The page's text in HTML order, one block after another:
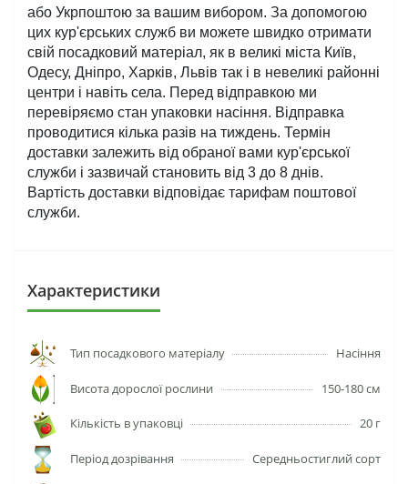
або Укрпоштою за вашим вибором. За допомогою
цих кур'єрських служб ви можете швидко отримати
свій посадковий матеріал, як в великі міста Київ,
Одесу, Дніпро, Харків, Львів так і в невеликі районні
центри і навіть села. Перед відправкою ми
перевіряємо стан упаковки насіння. Відправка
проводитися кілька разів на тиждень. Термін
доставки залежить від обраної вами кур'єрської
служби і зазвичай становить від 3 до 8 днів.
Вартість доставки відповідає тарифам поштової
служби.
Характеристики
Тип посадкового матеріалу Насіння
Висота дорослої рослини 150-180 см
Кількість в упаковці 20 г
Період дозрівання Середньостиглий сорт